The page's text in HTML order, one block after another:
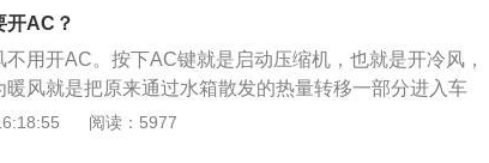
包括制冷装置、取暖装置和通风换气装置。这种联合装
有限的空间，结构简单，便于操作，是国际上流行的现代
型空调系统的布置方式有所不同。当前轿车广泛采用的
。
开AC？
用开AC。按下AC键就是启动压缩机，也就是开冷风，
风就是把原来通过水箱散发的热量转移一部分进入车
一部分发动机动力，暖风则不会影响动力。以下是关于
阅读：5977